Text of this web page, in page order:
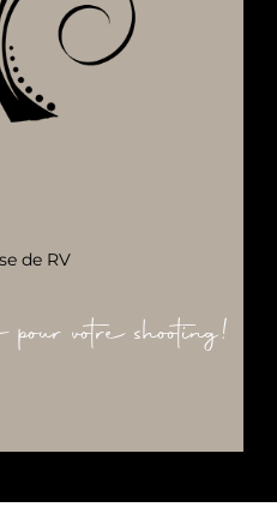
de RV
votre shooting!